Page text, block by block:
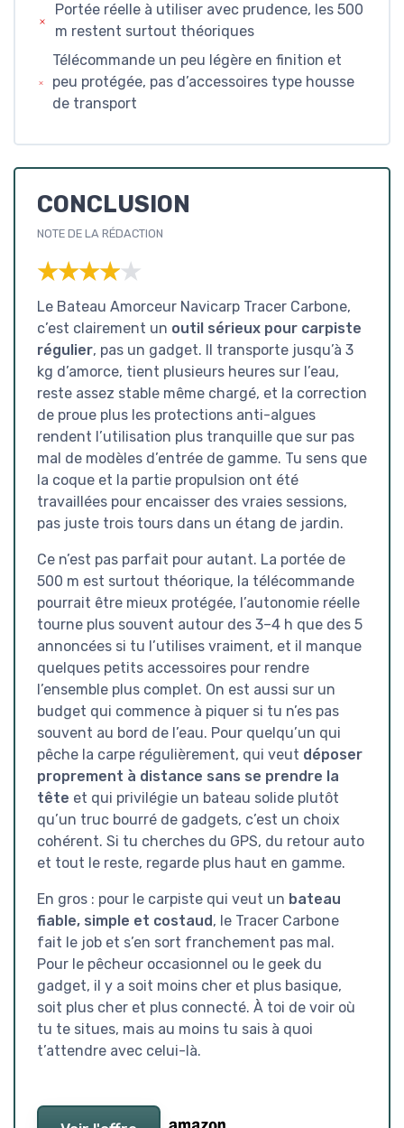
Portée réelle à utiliser avec prudence, les 500
m restent surtout théoriques
Télécommande un peu légère en finition et
peu protégée, pas d’accessoires type housse
de transport
CONCLUSION
NOTE DE LA RÉDACTION
★★★★★
★★★★★
Le Bateau Amorceur Navicarp Tracer Carbone,
c’est clairement un outil sérieux pour carpiste
régulier, pas un gadget. Il transporte jusqu’à 3
kg d’amorce, tient plusieurs heures sur l’eau,
reste assez stable même chargé, et la correction
de proue plus les protections anti-algues
rendent l’utilisation plus tranquille que sur pas
mal de modèles d’entrée de gamme. Tu sens que
la coque et la partie propulsion ont été
travaillées pour encaisser des vraies sessions,
pas juste trois tours dans un étang de jardin.
Ce n’est pas parfait pour autant. La portée de
500 m est surtout théorique, la télécommande
pourrait être mieux protégée, l’autonomie réelle
tourne plus souvent autour des 3–4 h que des 5
annoncées si tu l’utilises vraiment, et il manque
quelques petits accessoires pour rendre
l’ensemble plus complet. On est aussi sur un
budget qui commence à piquer si tu n’es pas
souvent au bord de l’eau. Pour quelqu’un qui
pêche la carpe régulièrement, qui veut déposer
proprement à distance sans se prendre la
tête et qui privilégie un bateau solide plutôt
qu’un truc bourré de gadgets, c’est un choix
cohérent. Si tu cherches du GPS, du retour auto
et tout le reste, regarde plus haut en gamme.
En gros : pour le carpiste qui veut un bateau
fiable, simple et costaud , le Tracer Carbone
fait le job et s’en sort franchement pas mal.
Pour le pêcheur occasionnel ou le geek du
gadget, il y a soit moins cher et plus basique,
soit plus cher et plus connecté. À toi de voir où
tu te situes, mais au moins tu sais à quoi
t’attendre avec celui-là.